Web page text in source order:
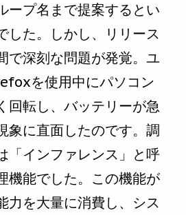
ープ名まで提案するとい
した。しかし、リリース
で深刻な問題が発覚。ユ
を使用中にパソコン
回転し、バッテリーが急
象に直面したのです。調
「インファレンス」と呼
機能でした。この機能が
力を大量に消費し、シス